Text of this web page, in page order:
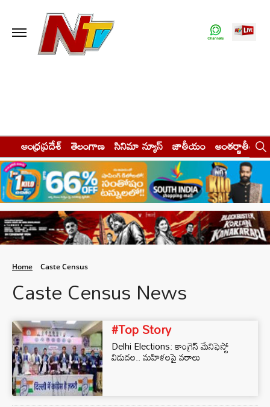
ఆంధ్రప్రదేశ్ తెలంగాణ సినిమా న్యూస్ జాతీయం అంతర్జాతీయం
Home Caste Census
Caste Census News
#Top Story
Delhi Elections: కాంగ్రెస్ మేనిఫెస్టో
విడుదల.. మహిళలపై వరాలు